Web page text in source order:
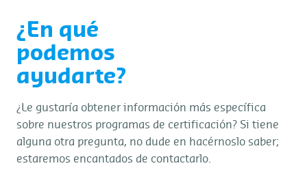
¿En qué
podemos
ayudarte?
¿Le gustaría obtener información más específica
sobre nuestros programas de certificación? Si tiene
alguna otra pregunta, no dude en hacérnoslo saber;
estaremos encantados de contactarlo.